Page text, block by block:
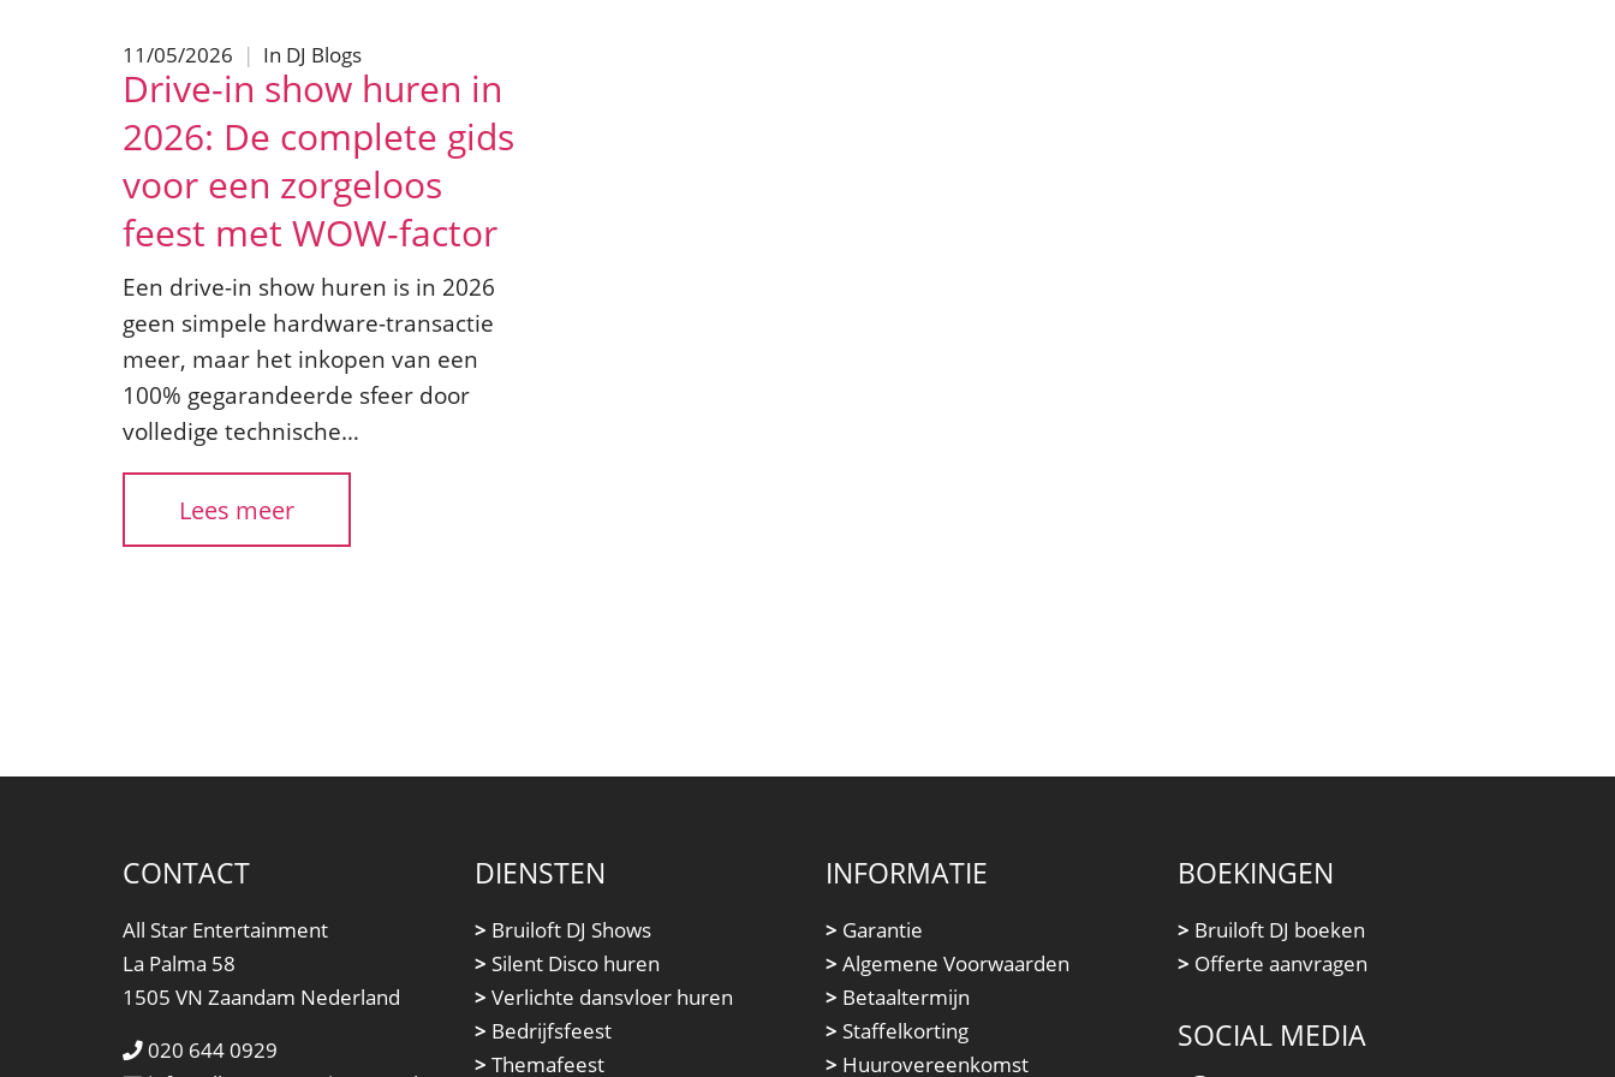
11/05/2026 | In DJ Blogs
Drive-in show huren in
2026: De complete gids
voor een zorgeloos
feest met WOW-factor
Een drive-in show huren is in 2026
geen simpele hardware-transactie
meer, maar het inkopen van een
100% gegarandeerde sfeer door
volledige technische…
Lees meer
CONTACT
All Star Entertainment
La Palma 58
1505 VN Zaandam Nederland
020 644 0929
DIENSTEN
> Bruiloft DJ Shows
> Silent Disco huren
> Verlichte dansvloer huren
> Bedrijfsfeest
> Themafeest
INFORMATIE
> Garantie
> Algemene Voorwaarden
> Betaaltermijn
> Staffelkorting
> Huurovereenkomst
BOEKINGEN
> Bruiloft DJ boeken
> Offerte aanvragen
SOCIAL MEDIA